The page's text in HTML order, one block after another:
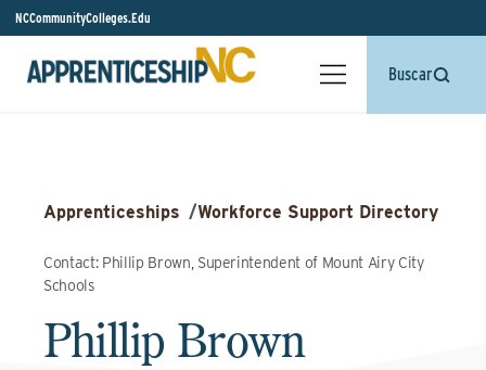
NCCommunityColleges.Edu
Buscar
Apprenticeships /Workforce Support Directory
Contact: Phillip Brown, Superintendent of Mount Airy City
Schools
Phillip Brown